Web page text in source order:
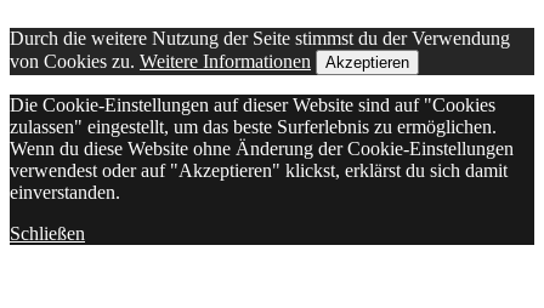
Durch die weitere Nutzung der Seite stimmst du der Verwendung
von Cookies zu. Weitere Informationen Akzeptieren
Die Cookie-Einstellungen auf dieser Website sind auf "Cookies
zulassen" eingestellt, um das beste Surferlebnis zu ermöglichen.
Wenn du diese Website ohne Änderung der Cookie-Einstellungen
verwendest oder auf "Akzeptieren" klickst, erklärst du sich damit
einverstanden.
Schließen